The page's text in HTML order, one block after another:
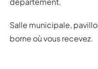
Salle municipale,
borne où vous recevez.